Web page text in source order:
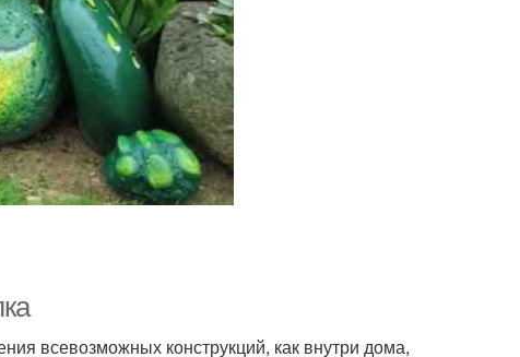
всевозможных конструкций, как внутри дома,